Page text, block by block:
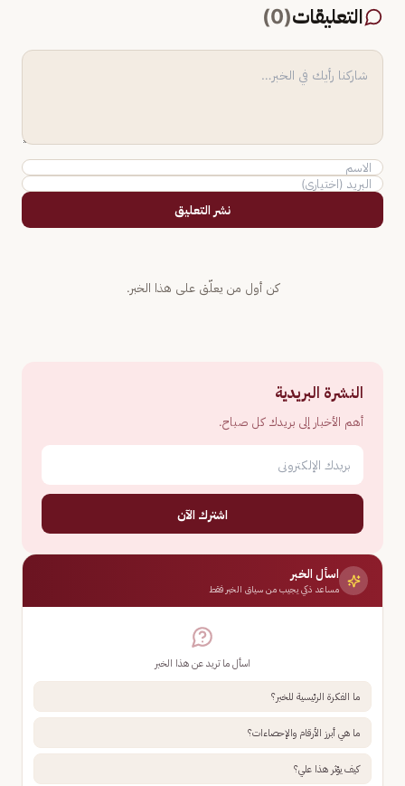
التعليقات(
0
)
نشر التعليق
كن أول من يعلّق على هذا الخبر.
النشرة البريدية
أهم الأخبار إلى بريدك كل صباح.
اشترك الآن
اسأل الخبر
مساعد ذكي يجيب من سياق الخبر فقط
اسأل ما تريد عن هذا الخبر
ما الفكرة الرئيسية للخبر؟
ما هي أبرز الأرقام والإحصاءات؟
كيف يؤثر هذا علي؟